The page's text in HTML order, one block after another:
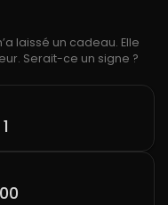
laissé un cadeau. Elle
Serait-ce un signe ?